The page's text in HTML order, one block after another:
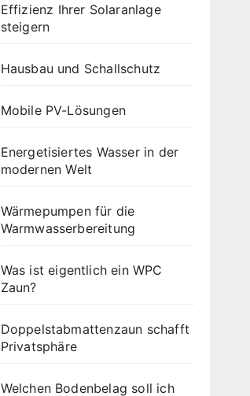
Effizienz Ihrer Solaranlage
steigern
Hausbau und Schallschutz
Mobile PV-Lösungen
Energetisiertes Wasser in der
modernen Welt
Wärmepumpen für die
Warmwasserbereitung
Was ist eigentlich ein WPC
Zaun?
Doppelstabmattenzaun schafft
Privatsphäre
Welchen Bodenbelag soll ich